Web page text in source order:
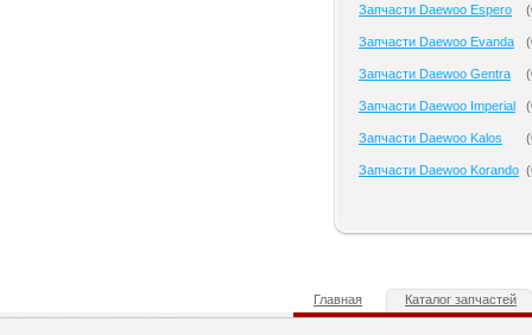
Запчасти Daewoo Espero (
Запчасти Daewoo Evanda (
Запчасти Daewoo Gentra (
Запчасти Daewoo Imperial (
Запчасти Daewoo Kalos (
Запчасти Daewoo Korando (
Главная Каталог запчастей